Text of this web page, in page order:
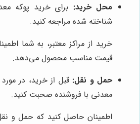
محل خرید: برای خرید پوکه
شناخته شده مراجعه کنید.
خرید از مراکز معتبر، به شما
قیمت مناسب محصول می‌دهد.
حمل و نقل: قبل از خرید، در
معدنی با فروشنده صحبت کنید.
اطمینان حاصل کنید که حمل و